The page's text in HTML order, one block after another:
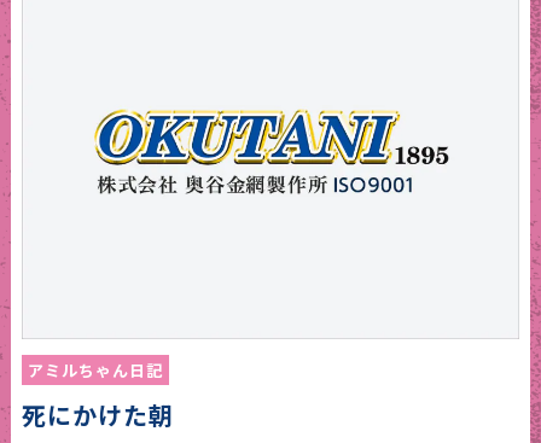
アミルちゃん日記
死にかけた朝